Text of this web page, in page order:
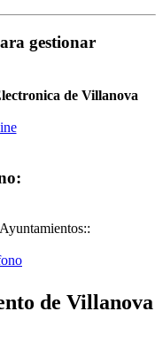
gestionar
de Villanova
de Villanova